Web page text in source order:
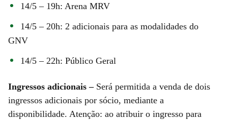
14/5 – 19h: Arena MRV
14/5 – 20h: 2 adicionais para as modalidades do
GNV
14/5 – 22h: Público Geral
Ingressos adicionais –Será permitida a venda de dois
ingressos adicionais por sócio, mediante a
disponibilidade. Atenção: ao atribuir o ingresso para